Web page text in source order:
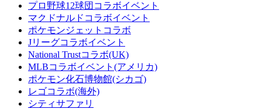
プロ野球12球団コラボイベント
マクドナルドコラボイベント
ポケモンジェットコラボ
Jリーグコラボイベント
National Trustコラボ(UK)
MLBコラボイベント(アメリカ)
ポケモン化石博物館(シカゴ)
レゴコラボ(海外)
シティサファリ